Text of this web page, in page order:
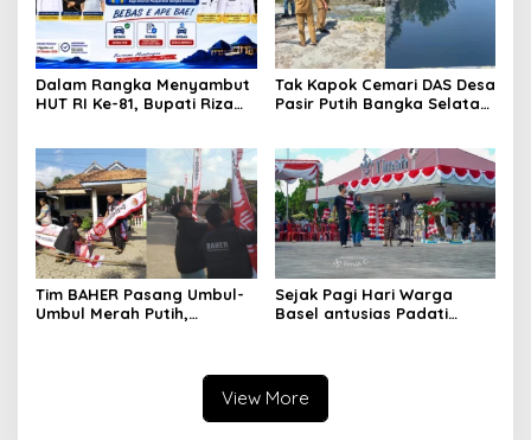
Dalam Rangka Menyambut
HUT RI Ke-81, Bupati Riza
Pemutihan Pajak
Kendaraan Bermotor
Tak Kapok Cemari DAS Desa
Pasir Putih Bangka Selatan,
Tim BAHER Pasang Umbul-
Umbul Merah Putih,
Sejak Pagi Hari Warga
Basel antusias Padati
Hadirkan Layanan
Kesehatan Gratis Hingga
Khitanan Massal
View More